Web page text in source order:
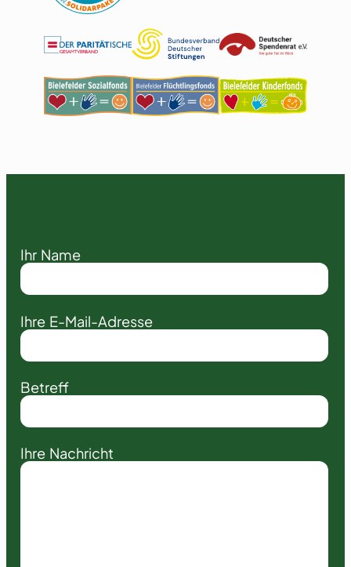
Ihr Name
Ihre E-Mail-Adresse
Betreff
Ihre Nachricht